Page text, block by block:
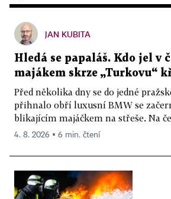
JAN KUBITA
Hledá se papaláš. Kdo jel v
majákem skrze „Turkovu“
Před několika dny se do jedné
přihnalo obří luxusní BMW se
blikajícím majáčkem na střeše. Na
4. 8. 2026 ▪ 6 min. čtení